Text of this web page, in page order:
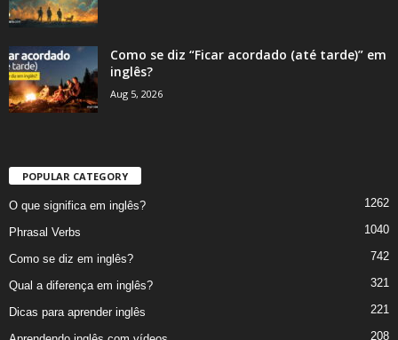
Como se diz “Ficar acordado (até tarde)” em
inglês?
Aug 5, 2026
POPULAR CATEGORY
O que significa em inglês? 1262
Phrasal Verbs 1040
Como se diz em inglês? 742
Qual a diferença em inglês? 321
Dicas para aprender inglês 221
208